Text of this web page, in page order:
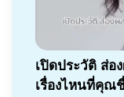
เปิดประวัติ ส่อ
เรื่องไหนที่คุณ